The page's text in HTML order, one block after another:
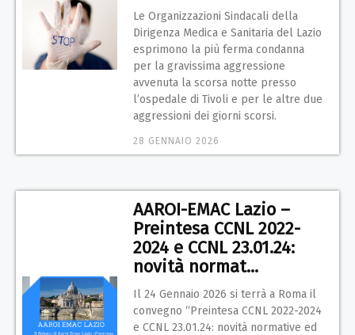
Le Organizzazioni Sindacali della
Dirigenza Medica e Sanitaria del Lazio
esprimono la più ferma condanna
per la gravissima aggressione
avvenuta la scorsa notte presso
l’ospedale di Tivoli e per le altre due
aggressioni dei giorni scorsi.
28 GENNAIO 2026
AAROI-EMAC Lazio –
Preintesa CCNL 2022-
2024 e CCNL 23.01.24:
novità normat...
Il 24 Gennaio 2026 si terrà a Roma il
convegno “Preintesa CCNL 2022-2024
e CCNL 23.01.24: novità normative ed